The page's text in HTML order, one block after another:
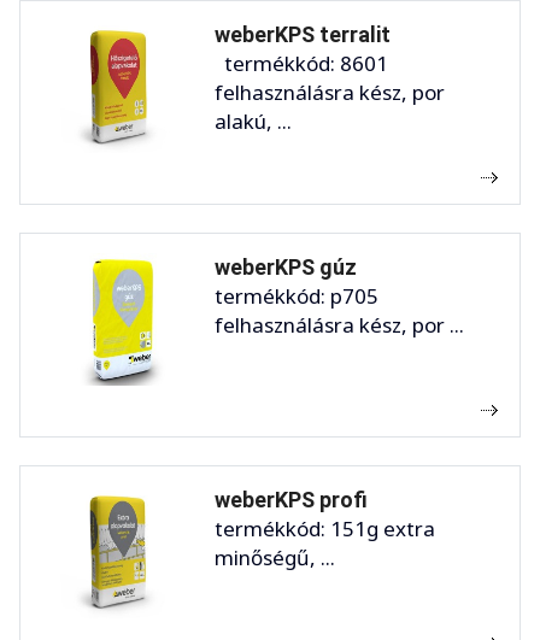
weberKPS terralit
termékkód: 8601
felhasználásra kész, por
alakú, ...
weberKPS gúz
termékkód: p705
felhasználásra kész, por ...
weberKPS profi
termékkód: 151g extra
minőségű, ...